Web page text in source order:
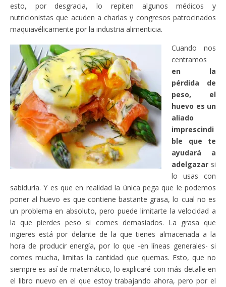
esto, por desgracia, lo repiten algunos médicos y
nutricionistas que acuden a charlas y congresos patrocinados
maquiavélicamente por la industria alimenticia.
Cuando nos
centramos
en la
pérdida de
peso, el
huevo es un
aliado
imprescindi
ble que te
ayudará a
adelgazar si
lo usas con
sabiduría. Y es que en realidad la única pega que le podemos
poner al huevo es que contiene bastante grasa, lo cual no es
un problema en absoluto, pero puede limitarte la velocidad a
la que pierdes peso si comes demasiados. La grasa que
ingieres está por delante de la que tienes almacenada a la
hora de producir energía, por lo que -en líneas generales- si
comes mucha, limitas la cantidad que quemas. Esto, que no
siempre es así de matemático, lo explicaré con más detalle en
el libro nuevo en el que estoy trabajando ahora, pero por el